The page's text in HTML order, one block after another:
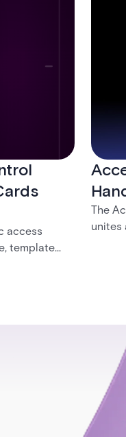
access
template
The
unites